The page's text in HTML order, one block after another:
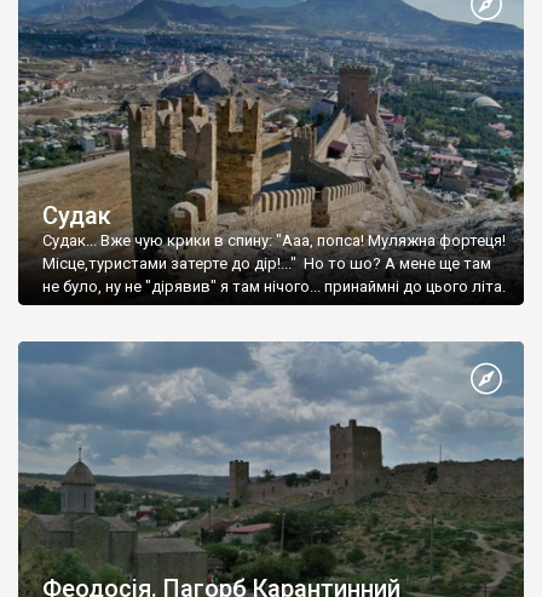
Судак
Судак... Вже чую крики в спину: "Ааа, попса! Муляжна фортеця!
Місце,туристами затерте до дір!..." Но то шо? А мене ще там
не було, ну не "дірявив" я там нічого... принаймні до цього літа.
Феодосія. Пагорб Карантинний